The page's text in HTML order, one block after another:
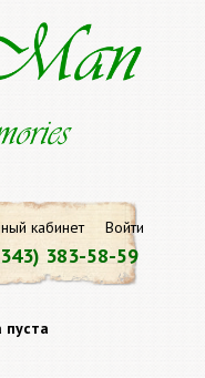
кабинет Войти
383-58-59
пуста